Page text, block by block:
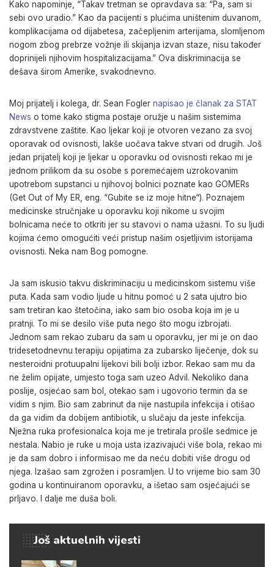
Kako napominje, “Takav tretman se opravdava sa: “Pa, sam si
sebi ovo uradio.” Kao da pacijenti s plućima uništenim duvanom,
komplikacijama od dijabetesa, začepljenim arterijama, slomljenom
nogom zbog prebrze vožnje ili skijanja izvan staze, nisu također
doprinijeli njihovim hospitalizacijama.” Ova diskriminacija se
dešava širom Amerike, svakodnevno.
Moj prijatelj i kolega, dr. Sean Fogler napisao je članak za STAT
News o tome kako stigma postaje oružje u našim sistemima
zdravstvene zaštite. Kao ljekar koji je otvoren vezano za svoj
oporavak od ovisnosti, lakše uočava takve stvari od drugih. Još
jedan prijatelj koji je ljekar u oporavku od ovisnosti rekao mi je
jednom prilikom da su osobe s poremećajem uzrokovanim
upotrebom supstanci u njihovoj bolnici poznate kao GOMERs
(Get Out of My ER, eng. “Gubite se iz moje hitne“). Poznajem
medicinske stručnjake u oporavku koji nikome u svojim
bolnicama neće to otkriti jer su stavovi o nama užasni. To su ljudi
kojima ćemo omogućiti veći pristup našim osjetljivim istorijama
ovisnosti. Neka nam Bog pomogne.
Ja sam iskusio takvu diskriminaciju u medicinskom sistemu više
puta. Kada sam vodio ljude u hitnu pomoć u 2 sata ujutro bio
sam tretiran kao štetočina, iako sam bio osoba koja im je u
pratnji. To mi se desilo više puta nego što mogu izbrojati.
Jednom sam rekao zubaru da sam u oporavku, jer mi je on dao
tridesetodnevnu terapiju opijatima za zubarsko liječenje, dok su
nesteroidni protuupalni lijekovi bili bolji izbor. Rekao sam mu da
ne želim opijate, umjesto toga sam uzeo Advil. Nekoliko dana
poslije, osjećao sam bol, otekao sam i ugovorio termin da se
vidim s njim. Bio sam zabrinut da nije nastupila infekcija i otišao
da ga vidim da dobijem antibiotik, u slučaju da jeste infekcija.
Nježna ruka profesionalca koja me je tretirala prošle sedmice je
nestala. Nabio je ruke u moja usta izazivajući više bola, rekao mi
je da sam dobro i informisao me da neću dobiti više drogu od
njega. Izašao sam zgrožen i posramljen. U to vrijeme bio sam 30
godina u kontinuiranom oporavku, a išetao sam osjećajući se
prljavo. I dalje me duša boli.
Još aktuelnih vijesti